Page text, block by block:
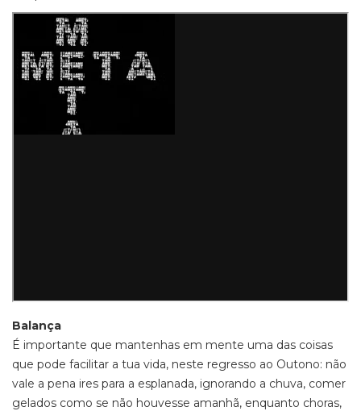
Balança
É importante que mantenhas em mente uma das coisas
que pode facilitar a tua vida, neste regresso ao Outono: não
vale a pena ires para a esplanada, ignorando a chuva, comer
gelados como se não houvesse amanhã, enquanto choras,